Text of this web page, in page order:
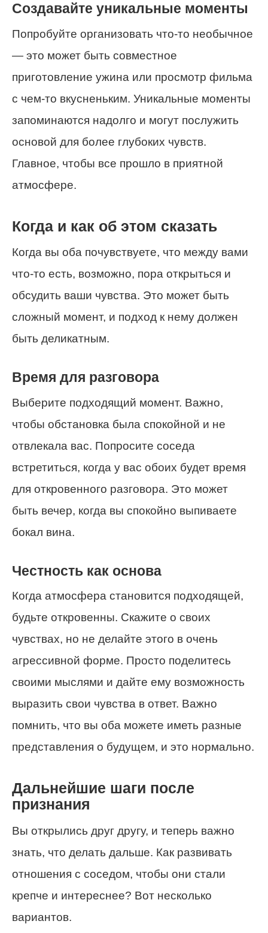
Создавайте уникальные моменты
Попробуйте организовать что-то необычное
— это может быть совместное
приготовление ужина или просмотр фильма
с чем-то вкусненьким. Уникальные моменты
запоминаются надолго и могут послужить
основой для более глубоких чувств.
Главное, чтобы все прошло в приятной
атмосфере.
Когда и как об этом сказать
Когда вы оба почувствуете, что между вами
что-то есть, возможно, пора открыться и
обсудить ваши чувства. Это может быть
сложный момент, и подход к нему должен
быть деликатным.
Время для разговора
Выберите подходящий момент. Важно,
чтобы обстановка была спокойной и не
отвлекала вас. Попросите соседа
встретиться, когда у вас обоих будет время
для откровенного разговора. Это может
быть вечер, когда вы спокойно выпиваете
бокал вина.
Честность как основа
Когда атмосфера становится подходящей,
будьте откровенны. Скажите о своих
чувствах, но не делайте этого в очень
агрессивной форме. Просто поделитесь
своими мыслями и дайте ему возможность
выразить свои чувства в ответ. Важно
помнить, что вы оба можете иметь разные
представления о будущем, и это нормально.
Дальнейшие шаги после
признания
Вы открылись друг другу, и теперь важно
знать, что делать дальше. Как развивать
отношения с соседом, чтобы они стали
крепче и интереснее? Вот несколько
вариантов.